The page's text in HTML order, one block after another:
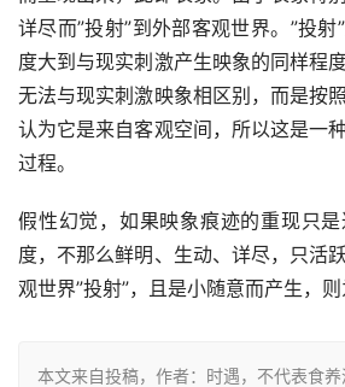
详尽而”投射”到外部客观世界。”投
度大到与现实刺激产生映象的同样程
无法与现实刺激映象相区别，而是按
认为它是来自客观空间，所以这是一
过程。
假性幻觉，如果映象痕迹的重现只
度，不那么鲜明、生动、详尽，只活
观世界”投射”，且是小随意而产生，则
本文来自投稿，作者：时遇，不代表食养